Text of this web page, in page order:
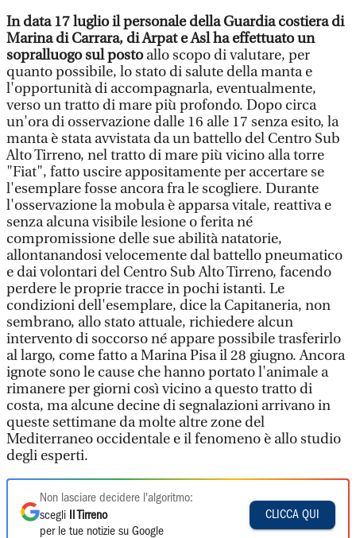
In data 17 luglio il personale della Guardia costiera di
Marina di Carrara, di Arpat e Asl ha effettuato un
sopralluogo sul postoallo scopo di valutare, per
quanto possibile, lo stato di salute della manta e
l'opportunità di accompagnarla, eventualmente,
verso un tratto di mare più profondo. Dopo circa
un'ora di osservazione dalle 16 alle 17 senza esito, la
manta è stata avvistata da un battello del Centro Sub
Alto Tirreno, nel tratto di mare più vicino alla torre
"Fiat", fatto uscire appositamente per accertare se
l'esemplare fosse ancora fra le scogliere. Durante
l'osservazione la mobula è apparsa vitale, reattiva e
senza alcuna visibile lesione o ferita né
compromissione delle sue abilità natatorie,
allontanandosi velocemente dal battello pneumatico
e dai volontari del Centro Sub Alto Tirreno, facendo
perdere le proprie tracce in pochi istanti. Le
condizioni dell'esemplare, dice la Capitaneria, non
sembrano, allo stato attuale, richiedere alcun
intervento di soccorso né appare possibile trasferirlo
al largo, come fatto a Marina Pisa il 28 giugno. Ancora
ignote sono le cause che hanno portato l'animale a
rimanere per giorni così vicino a questo tratto di
costa, ma alcune decine di segnalazioni arrivano in
queste settimane da molte altre zone del
Mediterraneo occidentale e il fenomeno è allo studio
degli esperti.
Non lasciare decidere l'algoritmo:
scegli
Il Tirreno
per le tue notizie su Google
CLICCA QUI